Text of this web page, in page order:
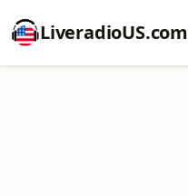
LiveradioUS.com